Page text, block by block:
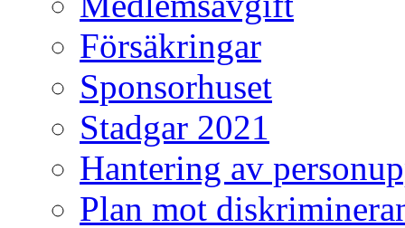
Försäkringar
Sponsorhuset
Stadgar 2021
Hantering av
Plan mot